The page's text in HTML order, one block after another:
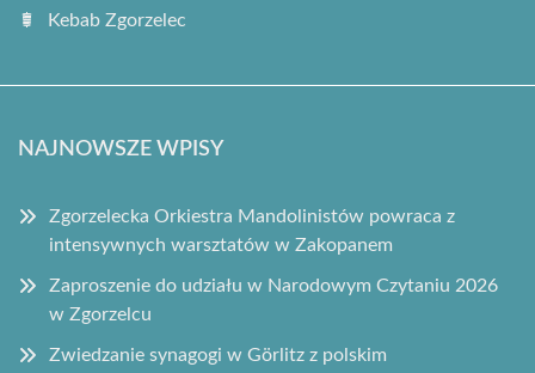
Kebab Zgorzelec
NAJNOWSZE WPISY
Zgorzelecka Orkiestra Mandolinistów powraca z
intensywnych warsztatów w Zakopanem
Zaproszenie do udziału w Narodowym Czytaniu 2026
w Zgorzelcu
Zwiedzanie synagogi w Görlitz z polskim